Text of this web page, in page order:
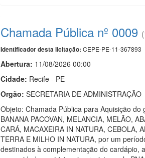
Chamada Pública nº 0009
Identificador desta licitação: CEPE-PE-11-367893
Abertura: 11/08/2026 00:00
Cidade: Recife - PE
Orgão: SECRETARIA DE ADMINISTRAÇÃO
Objeto: Chamada Pública para Aquisição do
BANANA PACOVAN, MELANCIA, MELÃO,
CARÁ, MACAXEIRA IN NATURA, CEBOLA,
TERRA E MILHO IN NATURA, por um
destinados à complementação do cardápio,